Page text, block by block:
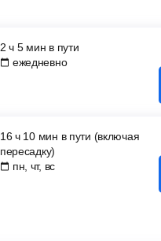
2 ч 5 мин в пути
ежедневно
16 ч 10 мин в пути (включая
пересадку)
пн, чт, вс